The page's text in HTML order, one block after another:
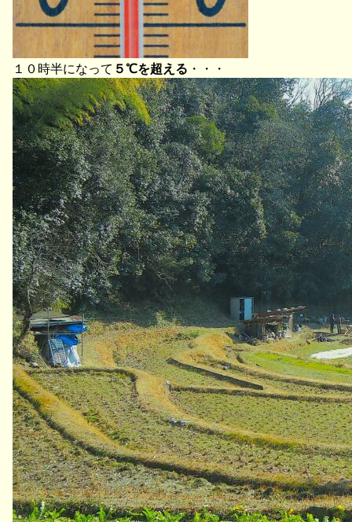
１０時半になって ５℃を超える ・・・